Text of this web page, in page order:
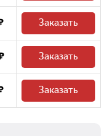
Заказать
Заказать
Заказать